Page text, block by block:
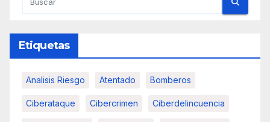
Etiquetas
Analisis Riesgo Atentado Bomberos
Ciberataque Cibercrimen Ciberdelincuencia